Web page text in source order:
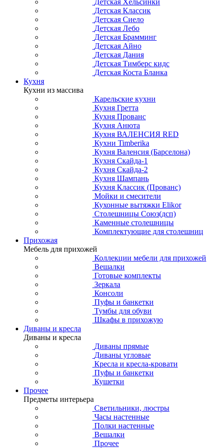
Детская Классик
Детская Сиело
Детская Лебо
Детская Брамминг
Детская Айно
Детская Дания
Детская Тимберс кидс
Детская Коста Бланка
Кухня
Кухни из массива
Карельские кухни
Кухня Гретта
Кухня Прованс
Кухня Анюта
Кухня ВАЛЕНСИЯ RED
Кухни Timberika
Кухня Валенсия (Барселона)
Кухня Скайда-1
Кухня Скайда-2
Кухня Шампань
Кухня Классик (Прованс)
Мойки и смесители
Кухонные вытяжки Elikor
Столешницы Союз(дсп)
Каменные столешницы
Комплектующие для столешниц
Прихожая
Мебель для прихожей
Коллекции мебели для прихожей
Вешалки
Готовые комплекты
Зеркала
Консоли
Пуфы и банкетки
Тумбы для обуви
Шкафы в прихожую
Диваны и кресла
Диваны и кресла
Диваны прямые
Диваны угловые
Кресла и кресла-кровати
Пуфы и банкетки
Кушетки
Прочее
Предметы интерьера
Светильники, люстры
Часы настенные
Полки настенные
Вешалки
Прочее